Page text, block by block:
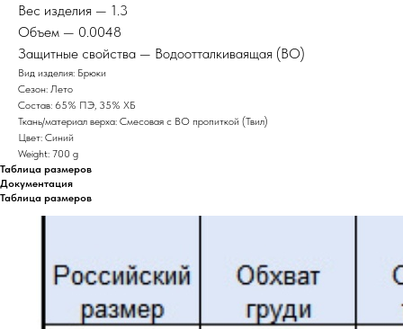
Вес изделия — 1.3
Объем — 0.0048
Защитные свойства — Водоотталкиваящая (ВО)
Вид изделия: Брюки
Сезон: Лето
Состав: 65% ПЭ, 35% ХБ
Ткань/материал верха: Смесовая с ВО пропиткой (Твил)
Цвет: Синий
Weight: 700 g
Таблица размеров
Документация
Таблица размеров